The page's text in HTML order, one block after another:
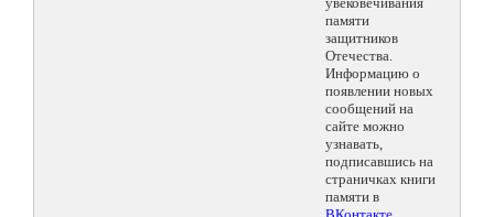
памяти
защитников
Отечества.
Информацию о
появлении новых
сообщений на
сайте можно
узнавать,
подписавшись на
страничках книги
памяти в